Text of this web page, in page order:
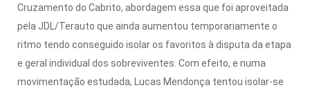
Cruzamento do Cabrito, abordagem essa que foi aproveitada
pela JDL/Terauto que ainda aumentou temporariamente o
ritmo tendo conseguido isolar os favoritos à disputa da etapa
e geral individual dos sobreviventes. Com efeito, e numa
movimentação estudada, Lucas Mendonça tentou isolar-se